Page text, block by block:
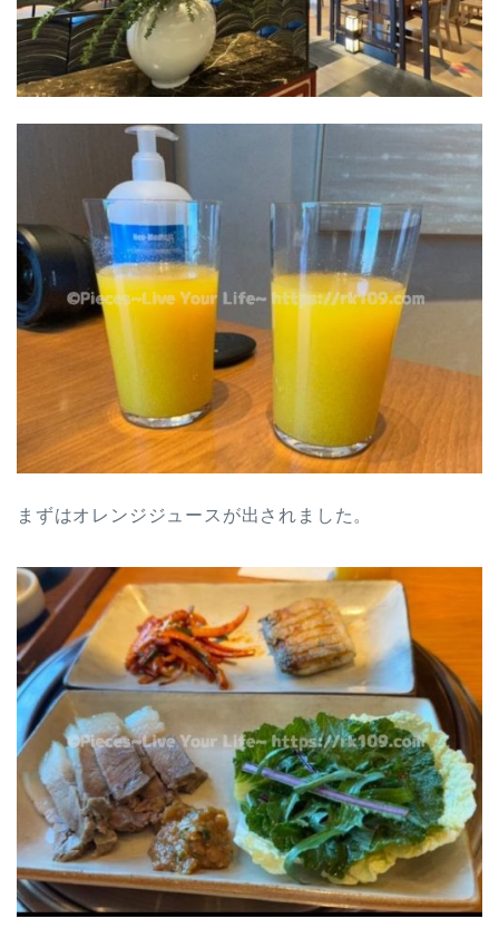
まずはオレンジジュースが出されました。